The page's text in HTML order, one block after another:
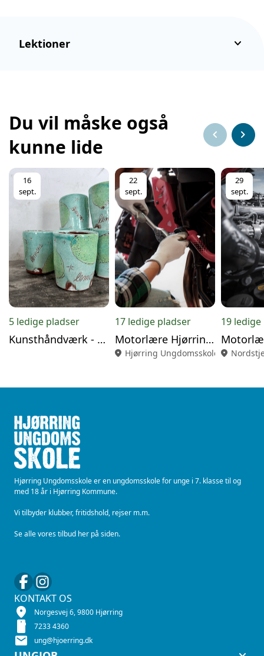
Lektioner keyboard_arrow_down
Du vil måske også
kunne lide
chevron_left chevron_right
16
sept.
5 ledige pladser
Kunsthåndværk - Efterår
22
sept.
17 ledige pladser
Motorlære Hjørring - Efterår
location_on Hjørring Ungdomsskole
29
sept.
19
location_on
Hjørring Ungdomsskole er en ungdomsskole for unge i 7. klasse til og
med 18 år i Hjørring Kommune.
Vi tilbyder klubber, fritidshold, rejser m.m.
Se alle vores tilbud her på siden.
KONTAKT OS
location_on Norgesvej 6, 9800 Hjørring
smartphone 7233 4360
mail ung@hjoerring.dk